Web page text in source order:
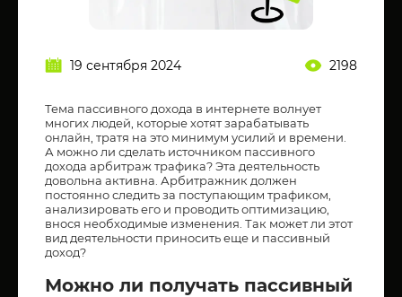
19 сентября 2024 2198
Тема пассивного дохода в интернете волнует
многих людей, которые хотят зарабатывать
онлайн, тратя на это минимум усилий и времени.
А можно ли сделать источником пассивного
дохода арбитраж трафика? Эта деятельность
довольна активна. Арбитражник должен
постоянно следить за поступающим трафиком,
анализировать его и проводить оптимизацию,
внося необходимые изменения. Так может ли этот
вид деятельности приносить еще и пассивный
доход?
Можно ли получать пассивный